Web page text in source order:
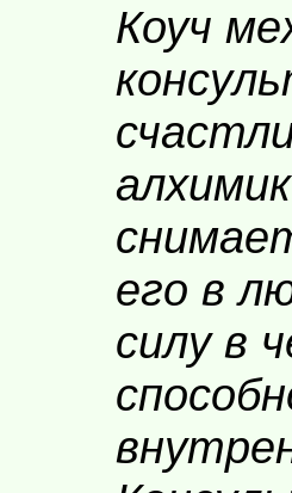
Коуч
его в
силу в